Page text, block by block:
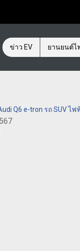
ข่าว EV ยานยนต์ไ
Q6 e-tron รถ SUV ไ